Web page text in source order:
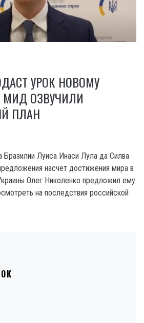
УРОК НОВОМУ
МИД ОЗВУЧИЛИ
ПЛАН
Бразилии Луиса Инаси Лула да Силва
насчет достижения мира в
Олег Николенко предложил ему
на последствия российской